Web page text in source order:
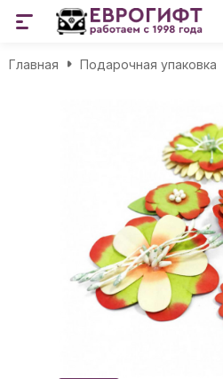
Главная Подарочная упаковка